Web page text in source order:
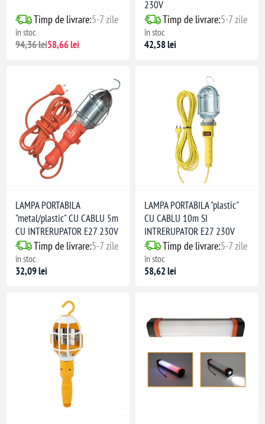
Timp de livrare:5-7 zile
în stoc
94,36 lei58,66 lei
230V
Timp de livrare:5-7 zile
în stoc
42,58 lei
LAMPA PORTABILA
"metal/plastic" CU CABLU 5m
CU INTRERUPATOR E27 230V
Timp de livrare:5-7 zile
în stoc
32,09 lei
LAMPA PORTABILA "plastic"
CU CABLU 10m SI
INTRERUPATOR E27 230V
Timp de livrare:5-7 zile
în stoc
58,62 lei